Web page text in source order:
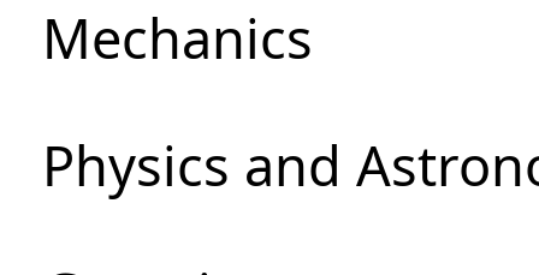
Mechanics
Physics and